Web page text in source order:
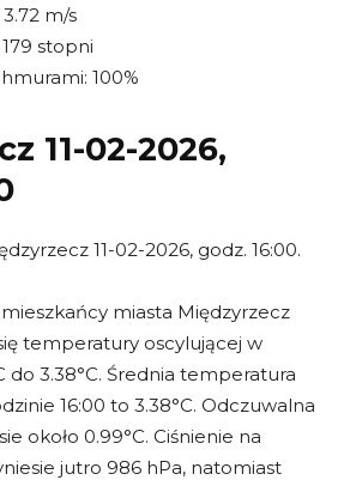
m/s
stopni
100%
11-02-2026,
11-02-2026, godz. 16:00.
miasta Międzyrzecz
temperatury oscylującej w
do 3.38°C. Średnia temperatura
16:00 to 3.38°C. Odczuwalna
około 0.99°C. Ciśnienie na
jutro 986 hPa, natomiast